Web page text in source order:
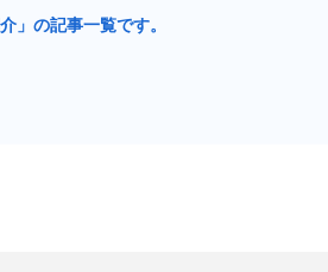
」の記事一覧です。